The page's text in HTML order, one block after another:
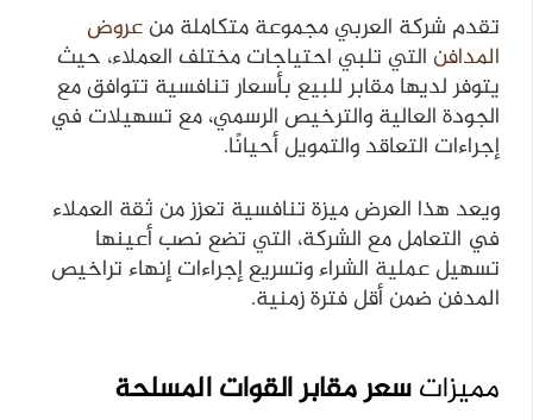
تقدم شركة العربي مجموعة متكاملة منعروض
المدافن التي تلبي احتياجات مختلف العملاء، حيث
يتوفر لديها مقابر للبيع بأسعار تنافسية تتوافق مع
الجودة العالية والترخيص الرسمي، مع تسهيلات في
إجراءات التعاقد والتمويل أحيانًا.
ويعد هذا العرض ميزة تنافسية تعزز من ثقة العملاء
في التعامل مع الشركة، التي تضع نصب أعينها
تسهيل عملية الشراء وتسريع إجراءات إنهاء تراخيص
المدفن ضمن أقل فترة زمنية.
مميزاتسعر مقابر القوات المسلحة